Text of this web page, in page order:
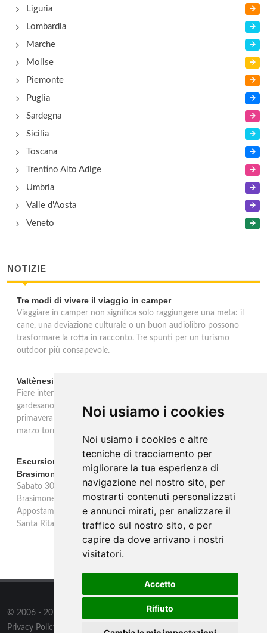
Noi usiamo i cookies
Noi usiamo i cookies e altre
tecniche di tracciamento per
migliorare la tua esperienza di
navigazione nel nostro sito, per
mostrarti contenuti personalizzati
e annunci mirati, per analizzare il
traffico sul nostro sito, e per
capire da dove arrivano i nostri
visitatori.
Accetto
Rifiuto
Liguria
Lombardia
Marche
Molise
Piemonte
Puglia
Sardegna
Sicilia
Toscana
Trentino Alto Adige
Umbria
Valle d'Aosta
Veneto
NOTIZIE
Tre modi di vivere il viaggio in camper
Viaggiare in camper non significa solo raggiungere una meta: il
cane, una deviazione culturale o un buon audiolibro possono
trasformare la rotta in racconto. Tre spunti per un turismo
outdoor più consapevole.
Valtènesi: una primavera di eventi tra rosé e Lago di Garda
Fiere internazionali, eventi sul territorio e racconto del rosé
gardesano. Il Consorzio Valtènesi presenta il calendario della
primavera 2026 sulla sponda bresciana del Lago di Garda. Il 23
marzo torna La Prima del Valtènesi per stampa e operatori.
Escursione con appostamento ai Laghi di Suviana e
Brasimone: caccia fotografica alla fauna
Sabato 30 agosto escursione speciale ai Laghi di Suviana e
Brasimone dalle 17 alle 23 per osservare cervi, volpi, lepri e lupi.
Appostamento al crepuscolo nel massimo silenzio. Ritrovo Chiesa
Santa Rita al Brasimone, prenotazione obbligatoria.
© 2006 - 2026
tutti i diritti riservati.
Privacy Policy
Preferenze sui Cookies